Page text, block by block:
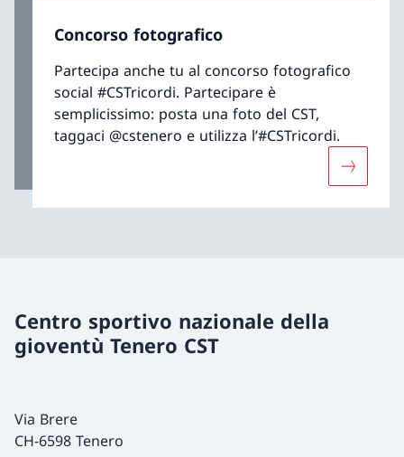
Concorso fotografico
Partecipa anche tu al concorso fotografico
social #CSTricordi. Partecipare è
semplicissimo: posta una foto del CST,
taggaci @cstenero e utilizza l’#CSTricordi.
Centro sportivo nazionale della
gioventù Tenero CST
Via Brere
CH-6598 Tenero